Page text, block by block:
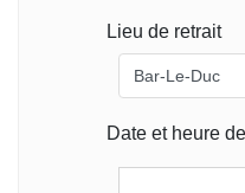
Lieu de retrait
Date et heure